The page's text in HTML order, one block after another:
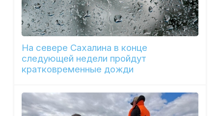
На севере Сахалина в конце
следующей недели пройдут
кратковременные дожди